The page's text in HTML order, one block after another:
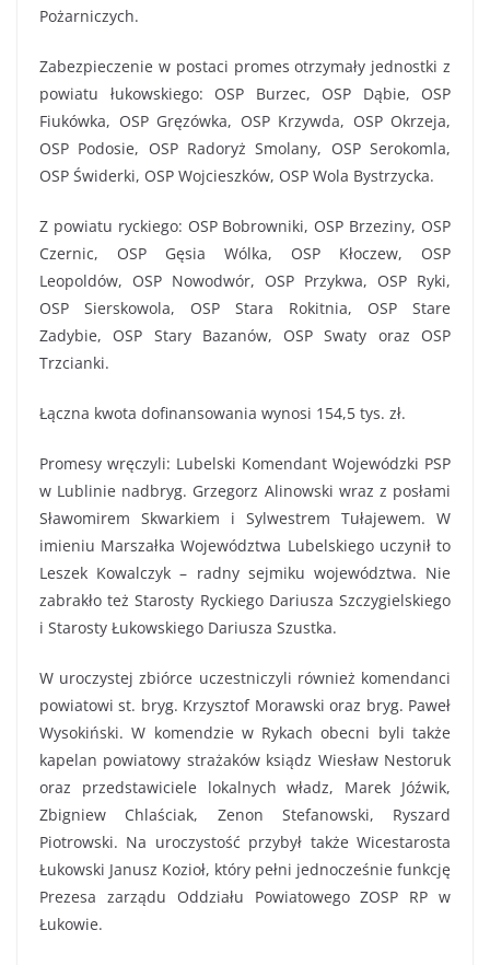
Pożarniczych.
Zabezpieczenie w postaci promes otrzymały jednostki z
powiatu łukowskiego: OSP Burzec, OSP Dąbie, OSP
Fiukówka, OSP Gręzówka, OSP Krzywda, OSP Okrzeja,
OSP Podosie, OSP Radoryż Smolany, OSP Serokomla,
OSP Świderki, OSP Wojcieszków, OSP Wola Bystrzycka.
Z powiatu ryckiego: OSP Bobrowniki, OSP Brzeziny, OSP
Czernic, OSP Gęsia Wólka, OSP Kłoczew, OSP
Leopoldów, OSP Nowodwór, OSP Przykwa, OSP Ryki,
OSP Sierskowola, OSP Stara Rokitnia, OSP Stare
Zadybie, OSP Stary Bazanów, OSP Swaty oraz OSP
Trzcianki.
Łączna kwota dofinansowania wynosi 154,5 tys. zł.
Promesy wręczyli: Lubelski Komendant Wojewódzki PSP
w Lublinie nadbryg. Grzegorz Alinowski wraz z posłami
Sławomirem Skwarkiem i Sylwestrem Tułajewem. W
imieniu Marszałka Województwa Lubelskiego uczynił to
Leszek Kowalczyk – radny sejmiku województwa. Nie
zabrakło też Starosty Ryckiego Dariusza Szczygielskiego
i Starosty Łukowskiego Dariusza Szustka.
W uroczystej zbiórce uczestniczyli również komendanci
powiatowi st. bryg. Krzysztof Morawski oraz bryg. Paweł
Wysokiński. W komendzie w Rykach obecni byli także
kapelan powiatowy strażaków ksiądz Wiesław Nestoruk
oraz przedstawiciele lokalnych władz, Marek Jóźwik,
Zbigniew Chlaściak, Zenon Stefanowski, Ryszard
Piotrowski. Na uroczystość przybył także Wicestarosta
Łukowski Janusz Kozioł, który pełni jednocześnie funkcję
Prezesa zarządu Oddziału Powiatowego ZOSP RP w
Łukowie.